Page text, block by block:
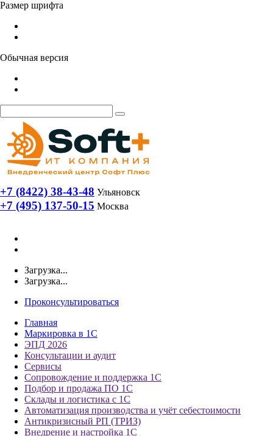
Размер шрифта
Обычная версия
+7 (8422) 38-43-48 Ульяновск
+7 (495) 137-50-15 Москва
Загрузка...
Загрузка...
Проконсультироваться
Главная
Маркировка в 1С
ЭПД 2026
Консультации и аудит
Сервисы
Сопровождение и поддержка 1С
Подбор и продажа ПО 1С
Склады и логистика с 1С
Автоматизация производства и учёт себестоимости
Антикризисный РП (ТРИЗ)
Внедрение и настройка 1С